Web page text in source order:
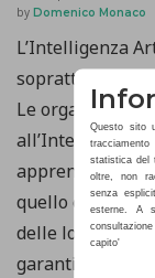
by Domenico Monaco
L’Intelligenza
soprattutto
Le
all’Intelligenza
apprendimento
quello che
delle loro
garantirne
Questo sito
statistica del
oltre, non
senza
esterne. A
capito'